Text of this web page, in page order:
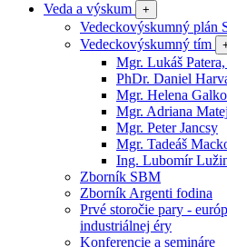
Veda a výskum
+
Vedeckovýskumný plán
Vedeckovýskumný tím
Mgr. Lukáš
PhDr. Daniel
Mgr. Helena
Mgr. Adriana
Mgr. Peter Jancsy
Mgr. Tadeáš
Ing. Lubomír
Zborník SBM
Zborník Argenti fodina
Prvé storočie pary -
industriálnej éry
Konferencie a semináre